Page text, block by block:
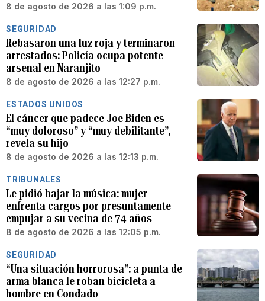
8 de agosto de 2026 a las 1:09 p.m.
SEGURIDAD
Rebasaron una luz roja y terminaron
arrestados: Policía ocupa potente
arsenal en Naranjito
8 de agosto de 2026 a las 12:27 p.m.
ESTADOS UNIDOS
El cáncer que padece Joe Biden es
“muy doloroso” y “muy debilitante”,
revela su hijo
8 de agosto de 2026 a las 12:13 p.m.
TRIBUNALES
Le pidió bajar la música: mujer
enfrenta cargos por presuntamente
empujar a su vecina de 74 años
8 de agosto de 2026 a las 12:05 p.m.
SEGURIDAD
“Una situación horrorosa”: a punta de
arma blanca le roban bicicleta a
hombre en Condado